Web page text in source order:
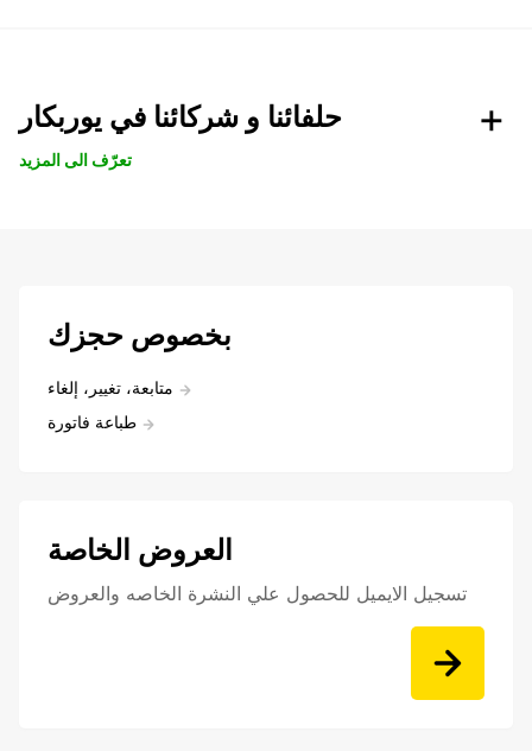
حلفائنا و شركائنا في يوربكار
تعرّف الى المزيد
بخصوص حجزك
متابعة، تغيير، إلغاء
طباعة فاتورة
العروض الخاصة
تسجيل الايميل للحصول علي النشرة الخاصه والعروض